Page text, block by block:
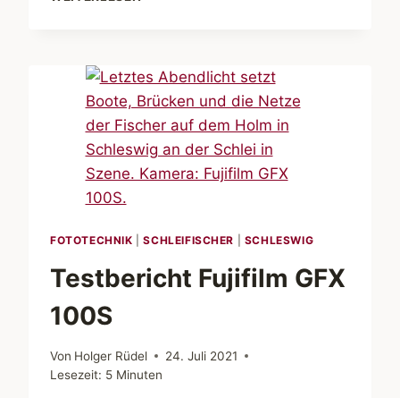
FOTOTECHNIK |SCHLEIFISCHER SCHLESWIG
Testbericht Fujifilm GFX
100S
Von Holger Rüdel
24. Juli 2021
Lesezeit: 5 Minuten